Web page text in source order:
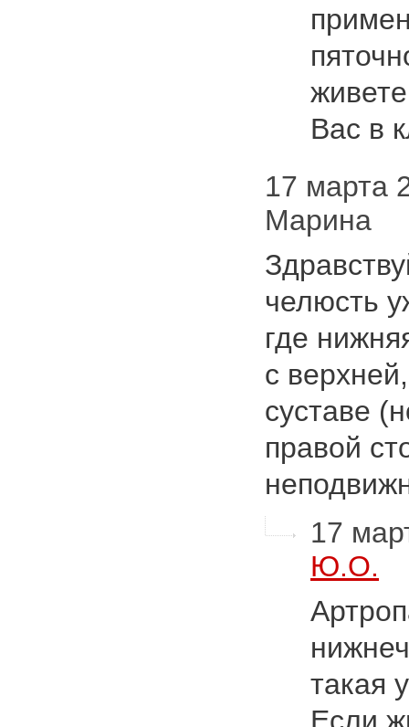
Вас в
17 марта
Марина
челюсть
где
с
суставе
правой
17
Ю.О.
такая